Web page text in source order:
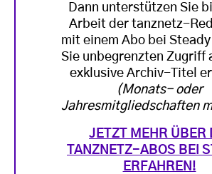
Dann unterstützen Sie
Arbeit der tanznetz-
mit einem Abo bei
Sie unbegrenzten Zugriff
exklusive Archiv-Titel
(Monats- oder
Jahresmitgliedschaften
JETZT MEHR ÜBER
TANZNETZ-ABOS BEI
ERFAHREN!